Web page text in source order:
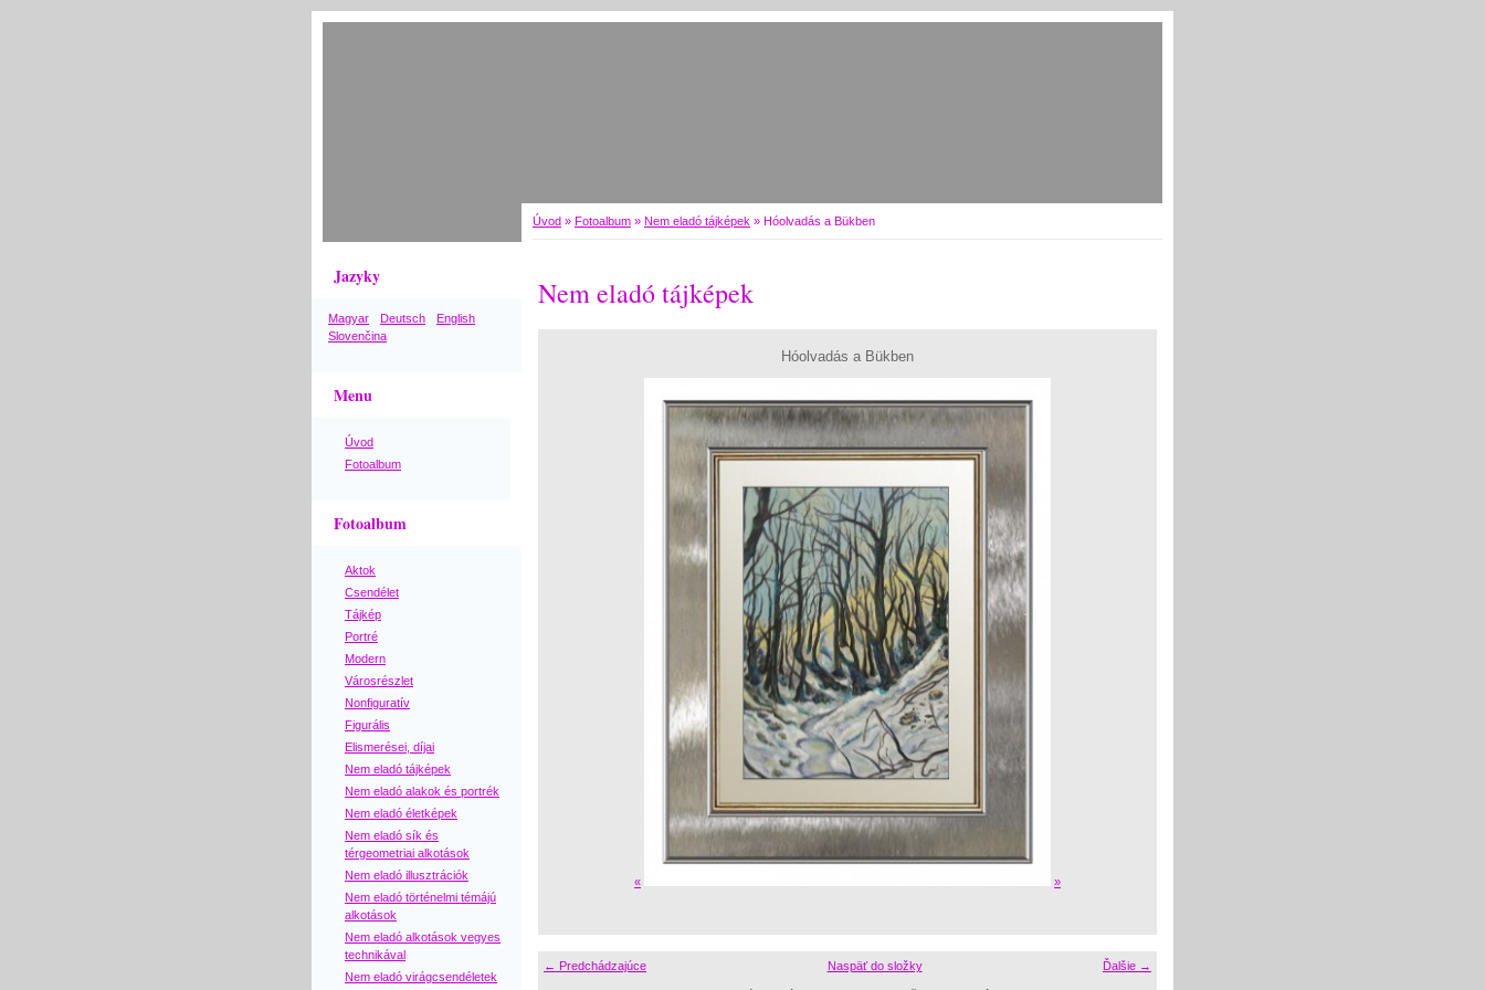
Jazyky
Magyar Deutsch
English
Slovenčina
Menu
Úvod
Fotoalbum
Fotoalbum
Aktok
Csendélet
Tájkép
Portré
Modern
Városrészlet
Nonfiguratív
Figurális
Elismerései, díjai
Nem eladó tájképek
Nem eladó alakok és portrék
Nem eladó életképek
Nem eladó sík és
térgeometriai alkotások
Nem eladó illusztrációk
Nem eladó történelmi témájú
alkotások
Nem eladó alkotások vegyes
technikával
Nem eladó virágcsendéletek
Úvod » Fotoalbum » Nem eladó tájképek » Hóolvadás a Bükben
Nem eladó tájképek
Hóolvadás a Bükben
« »
← Predchádzajúce Ďalšie →
Naspäť do složky